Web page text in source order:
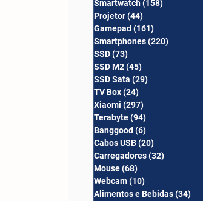
Smartwatch(158)
Projetor(44)
Gamepad (161)
Smartphones(220)
SSD(73)
SSD M2(45)
SSD Sata (29)
TV Box(24)
Xiaomi (297)
Terabyte(94)
Banggood (6)
Cabos USB(20)
Carregadores(32)
Mouse(68)
Webcam(10)
Alimentos e Bebidas(34)